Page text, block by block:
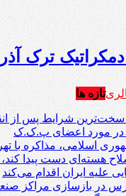
دمکراتیک ترک
تازه ها
شرایط پس از انقلاب ۵۷
در مورد اعضای پ.ک.ک
اسلامی، مذاکره با
هسته‌ای دست پیدا کند،
علیه ایران اقدام می‌کند
در بازسازی مراکز